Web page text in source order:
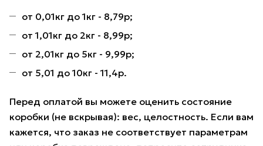
от 0,01кг до 1кг - 8,79р;
от 1,01кг до 2кг - 8,99р;
от 2,01кг до 5кг - 9,99р;
от 5,01 до 10кг - 11,4р.
Перед оплатой вы можете оценить состояние
коробки (не вскрывая): вес, целостность. Если вам
кажется, что заказ не соответствует параметрам